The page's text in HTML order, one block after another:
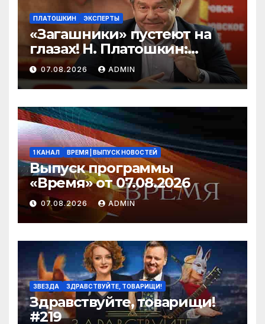
ПЛАТОШКИН ЭКСПЕРТЫ
«Загашники» пустеют на
глазах! Н. Платошкин:
посмотрите, что власть
скрывает за красивыми
отчётами!
07.08.2026 ADMIN
1 КАНАЛ ВРЕМЯ | ВЫПУСК НОВОСТЕЙ
Выпуск программы
«Время» от 07.08.2026
07.08.2026 ADMIN
ЗВЕЗДА ЗДРАВСТВУЙТЕ, ТОВАРИЩИ!
Здравствуйте, товарищи!
#219